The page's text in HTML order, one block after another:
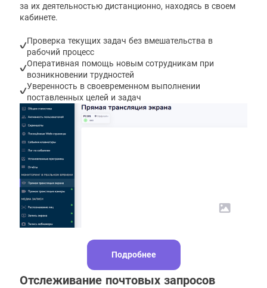
за их деятельностью дистанционно, находясь в своем
кабинете.
Проверка текущих задач без вмешательства в
рабочий процесс
Оперативная помощь новым сотрудникам при
возникновении трудностей
Уверенность в своевременном выполнении
поставленных целей и задач
Подробнее
Отслеживание почтовых запросов